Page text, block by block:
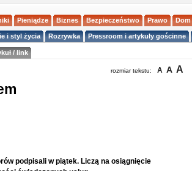
Pieniądze Biznes Bezpieczeństwo Prawo Dom
i styl życia Rozrywka Pressroom i artykuły gościnne
/ link
rozmiar tekstu: A A A
podpisali w piątek. Liczą na osiągnięcie